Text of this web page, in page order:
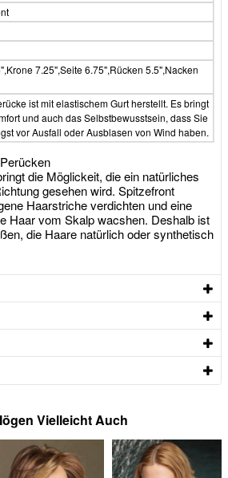
7.25",Seite 6.75",Rücken 5.5",Nacken
ist mit elastischem Gurt herstellt. Es bringt
und auch das Selbstbewusstsein, dass Sie
vor Ausfall oder Ausblasen von Wind haben.
die Möglickeit, die ein natürliches
gesehen wird. Spitzefront
Haarstriche verdichten und eine
Haar vom Skalp wacshen. Deshalb ist
die Haare natürlich oder synthetisch
Vielleicht Auch